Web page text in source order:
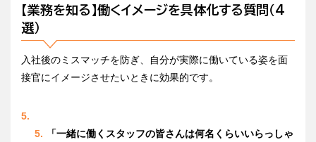
【業務を知る】働くイメージを具体化する質問（4
選）
入社後のミスマッチを防ぎ、自分が実際に働いている姿を面
接官にイメージさせたいときに効果的です。
「一緒に働くスタッフの皆さんは何名くらいいらっしゃ